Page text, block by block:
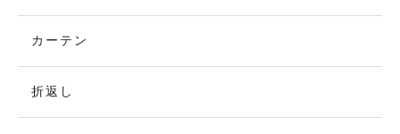
カーテン
折返し